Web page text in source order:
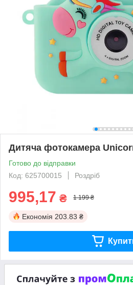
Дитяча фотокамера
Готово до відправки
Код: 625700015
Роздріб
995,17 ₴ 1 199 ₴
Економія 203.83 ₴